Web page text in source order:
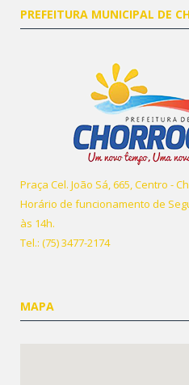
PREFEITURA MUNICIPAL DE
Praça Cel. João Sá, 665, Centro -
Horário de funcionamento de
às 14h.
Tel.: (75) 3477-2174
MAPA